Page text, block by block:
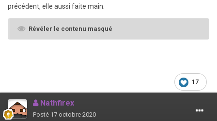
précédent, elle aussi faite main.
Révéler le contenu masqué
17
Nathfirex
Posté 17 octobre 2020